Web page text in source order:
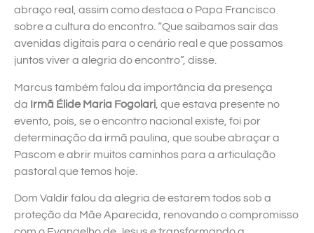
abraço real, assim como destaca o Papa Francisco
sobre a cultura do encontro. “Que saibamos sair das
avenidas digitais para o cenário real e que possamos
juntos viver a alegria do encontro”, disse.
Marcus também falou da importância da presença
da Irmã Élide Maria Fogolari , que estava presente no
evento, pois, se o encontro nacional existe, foi por
determinação da irmã paulina, que soube abraçar a
Pascom e abrir muitos caminhos para a articulação
pastoral que temos hoje.
Dom Valdir falou da alegria de estarem todos sob a
proteção da Mãe Aparecida, renovando o compromisso